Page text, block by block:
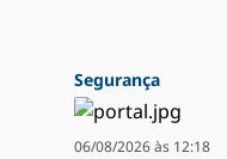
Segurança
06/08/2026 às 12:18